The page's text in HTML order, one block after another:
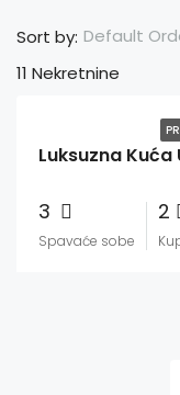
11 Nekretnine
Sort by: Default
Luksuzna Kuća
3
Spavaće sobe
2